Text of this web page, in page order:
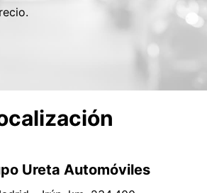
Ureta Automóviles